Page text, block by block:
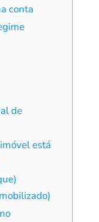
conta
de
está